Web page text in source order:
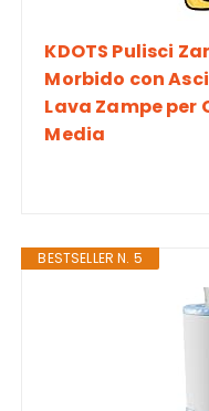
KDOTS Pulisci
Morbido con
Lava Zampe per
Media
BESTSELLER N. 5